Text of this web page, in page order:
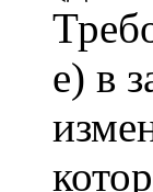
е) в